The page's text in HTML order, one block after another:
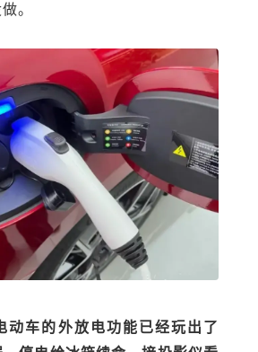
。
动车的外放电功能已经玩出了